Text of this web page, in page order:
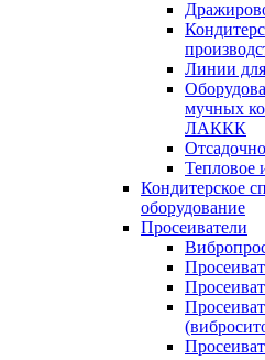
Линии
мучных
ЛАККК
Тепловое
Кондитерское
оборудование
Просеиватели